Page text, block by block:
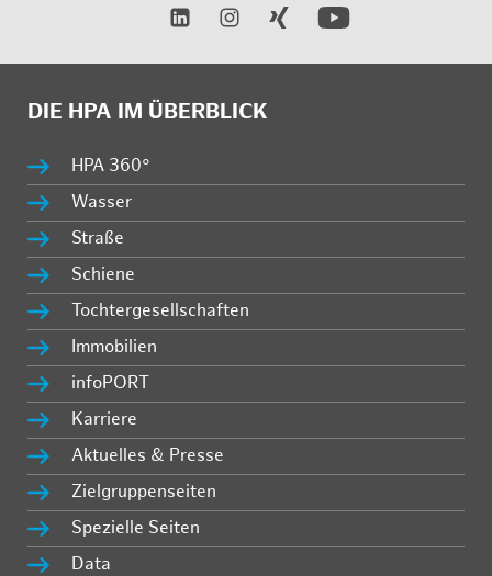
DIE HPA IM ÜBERBLICK
HPA 360°
Wasser
Straße
Schiene
Tochtergesellschaften
Immobilien
infoPORT
Karriere
Aktuelles & Presse
Zielgruppenseiten
Spezielle Seiten
Data